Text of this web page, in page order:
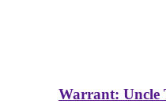
Warrant: Uncle